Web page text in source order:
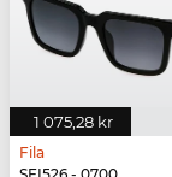
1 075,28 kr
Fila